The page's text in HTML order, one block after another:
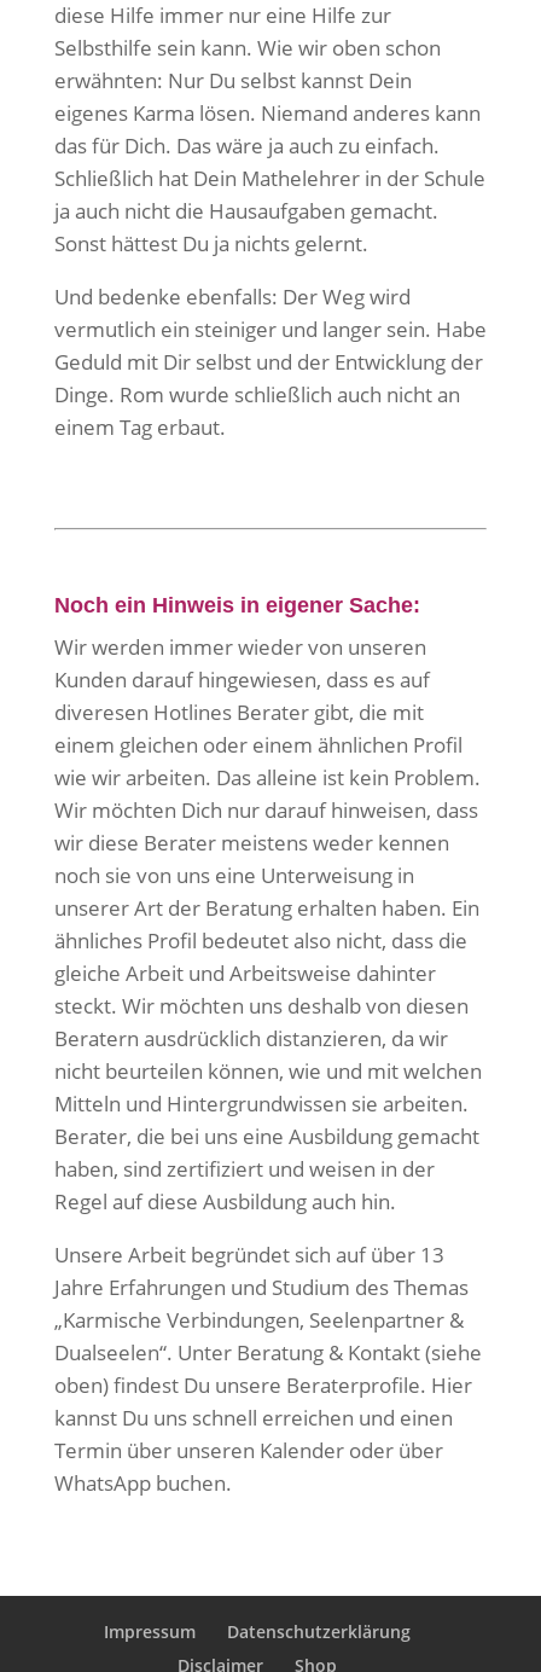
diese Hilfe immer nur eine Hilfe zur
Selbsthilfe sein kann. Wie wir oben schon
erwähnten: Nur Du selbst kannst Dein
eigenes Karma lösen. Niemand anderes kann
das für Dich. Das wäre ja auch zu einfach.
Schließlich hat Dein Mathelehrer in der Schule
ja auch nicht die Hausaufgaben gemacht.
Sonst hättest Du ja nichts gelernt.
Und bedenke ebenfalls: Der Weg wird
vermutlich ein steiniger und langer sein. Habe
Geduld mit Dir selbst und der Entwicklung der
Dinge. Rom wurde schließlich auch nicht an
einem Tag erbaut.
Noch ein Hinweis in eigener Sache:
Wir werden immer wieder von unseren
Kunden darauf hingewiesen, dass es auf
diveresen Hotlines Berater gibt, die mit
einem gleichen oder einem ähnlichen Profil
wie wir arbeiten. Das alleine ist kein Problem.
Wir möchten Dich nur darauf hinweisen, dass
wir diese Berater meistens weder kennen
noch sie von uns eine Unterweisung in
unserer Art der Beratung erhalten haben. Ein
ähnliches Profil bedeutet also nicht, dass die
gleiche Arbeit und Arbeitsweise dahinter
steckt. Wir möchten uns deshalb von diesen
Beratern ausdrücklich distanzieren, da wir
nicht beurteilen können, wie und mit welchen
Mitteln und Hintergrundwissen sie arbeiten.
Berater, die bei uns eine Ausbildung gemacht
haben, sind zertifiziert und weisen in der
Regel auf diese Ausbildung auch hin.
Unsere Arbeit begründet sich auf über 13
Jahre Erfahrungen und Studium des Themas
„Karmische Verbindungen, Seelenpartner &
Dualseelen“. Unter Beratung & Kontakt (siehe
oben) findest Du unsere Beraterprofile. Hier
kannst Du uns schnell erreichen und einen
Termin über unseren Kalender oder über
WhatsApp buchen.
Impressum
Datenschutzerklärung
Disclaimer
Shop